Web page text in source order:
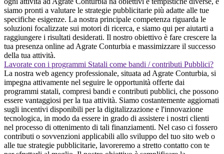
siamo pronti a valutare le strategie pubblicitarie più adatte alle tue
specifiche esigenze. La nostra principale competenza riguarda le
soluzioni focalizzate sui motori di ricerca, e siamo qui per aiutarti a
raggiungere i risultati desiderati. Il nostro obiettivo è fare crescere la
tua presenza online ad Agrate Conturbia e massimizzare il successo
della tua attività.
Lavorate con i programmi Statali come bandi / contributi Pubblici?
La nostra web agency professionale, situata ad Agrate Conturbia, si
impegna attivamente nel seguire le opportunità offerte dai
programmi statali, compresi bandi e contributi pubblici, che possono
essere vantaggiosi per la tua attività. Siamo costantemente aggiornati
sugli incentivi disponibili per la digitalizzazione e l'innovazione
tecnologica, in modo da essere in grado di assistere i nostri clienti
nel processo di ottenimento di tali finanziamenti. Nel caso ci fossero
contributi o sovvenzioni applicabili allo sviluppo del tuo sito web o
alle tue strategie pubblicitarie, lavoreremo a stretto contatto con te